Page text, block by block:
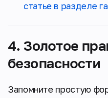
статье в разделе
4. Золотое
безопасности
Запомните простую